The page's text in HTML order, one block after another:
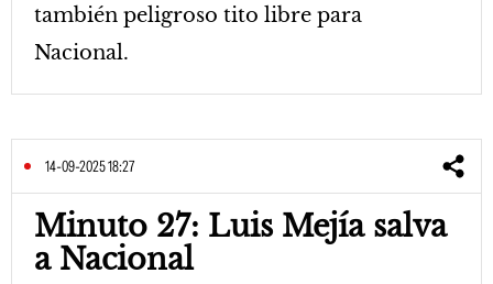
también peligroso tito libre para
Nacional.
14-09-2025 18:27
Minuto 27: Luis Mejía salva
a Nacional